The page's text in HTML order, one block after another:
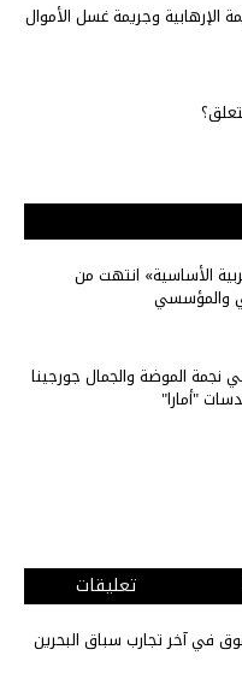
الإرهابية وجريمة غسل الأموال
الأساسية» انتهت من
والمؤسسي
نجمة الموضة والجمال جورجينا
"أمارا"
تعليقات
يتفوق في آخر تجارب سباق البحرين